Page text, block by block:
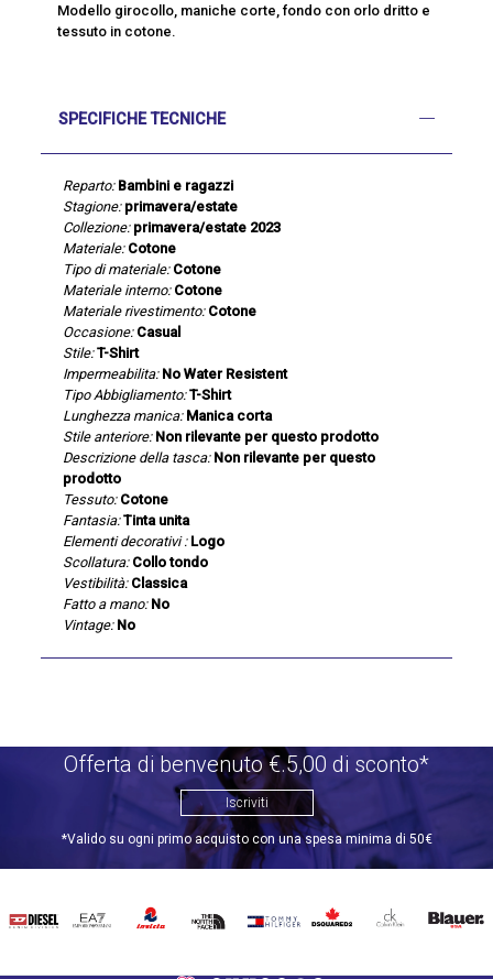
Modello girocollo, maniche corte, fondo con orlo dritto e
tessuto in cotone.
SPECIFICHE TECNICHE
Reparto: Bambini e ragazzi
Stagione: primavera/estate
Collezione: primavera/estate 2023
Materiale: Cotone
Tipo di materiale: Cotone
Materiale interno: Cotone
Materiale rivestimento: Cotone
Occasione: Casual
Stile: T-Shirt
Impermeabilita: No Water Resistent
Tipo Abbigliamento: T-Shirt
Lunghezza manica: Manica corta
Stile anteriore: Non rilevante per questo prodotto
Descrizione della tasca: Non rilevante per questo
prodotto
Tessuto: Cotone
Fantasia: Tinta unita
Elementi decorativi : Logo
Scollatura: Collo tondo
Vestibilità: Classica
Fatto a mano: No
Vintage: No
Offerta di benvenuto €.5,00 di sconto*
Iscriviti
*Valido su ogni primo acquisto con una spesa minima di 50€
DIESEL EA7 INVICTATHE
TOMMY
DSQUARED2
CALVIN BLAUER